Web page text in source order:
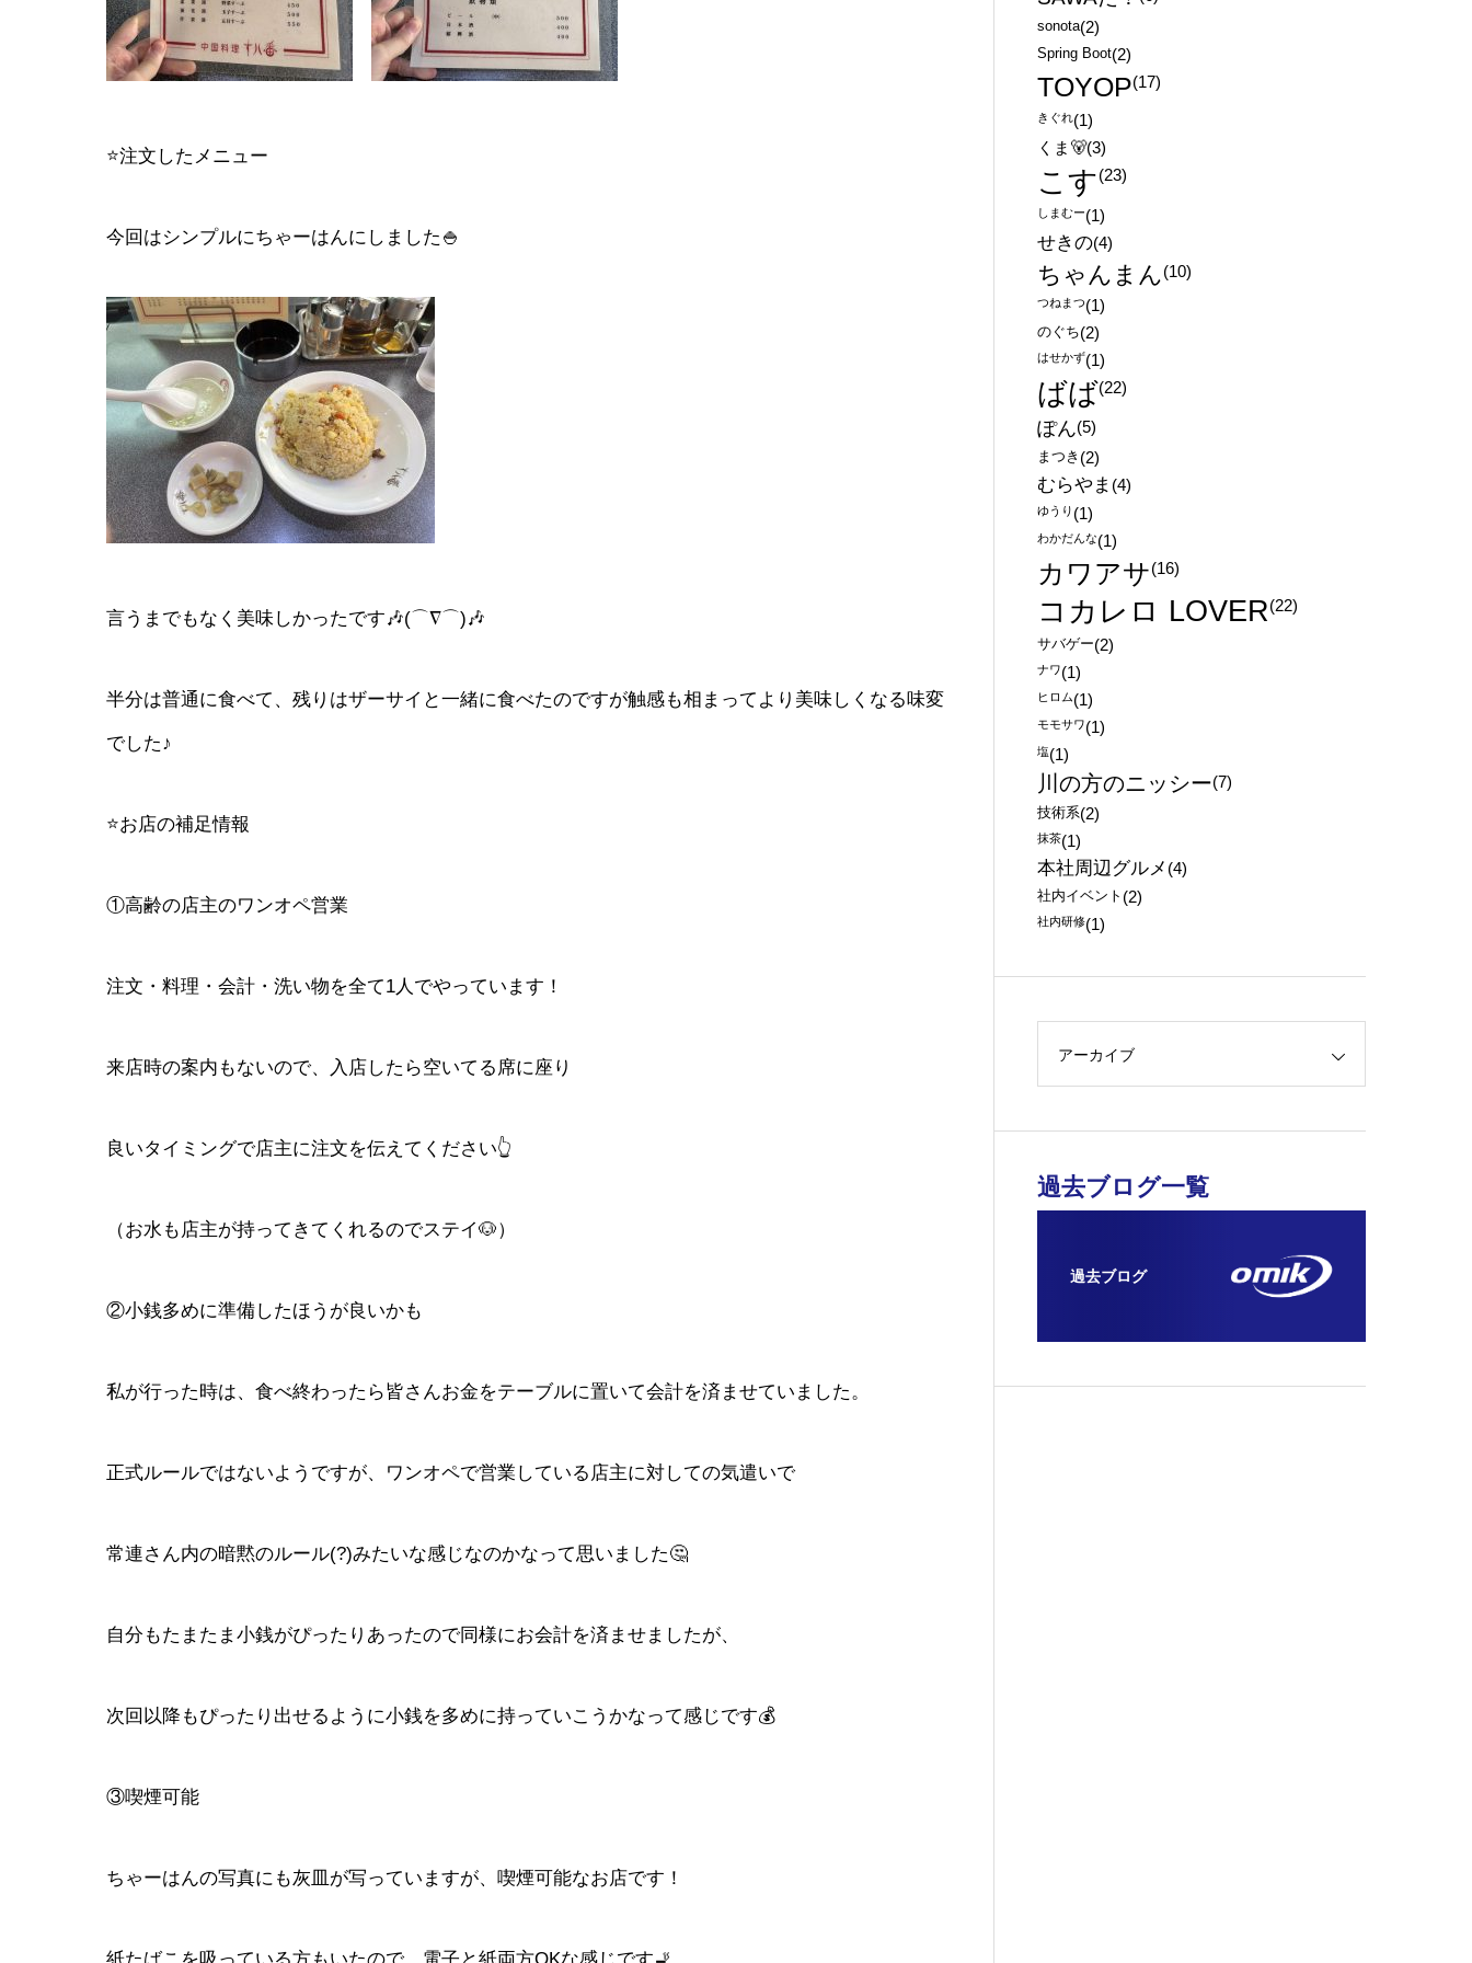
⭐注文したメニュー
今回はシンプルにちゃーはんにしました🍚
言うまでもなく美味しかったです🎶(⌒∇⌒)🎶
半分は普通に食べて、残りはザーサイと一緒に食べたのですが触感も相まってより美味しくなる味変
でした♪
⭐お店の補足情報
①高齢の店主のワンオペ営業
注文・料理・会計・洗い物を全て1人でやっています！
来店時の案内もないので、入店したら空いてる席に座り
良いタイミングで店主に注文を伝えてください👆
（お水も店主が持ってきてくれるのでステイ🐶）
②小銭多めに準備したほうが良いかも
私が行った時は、食べ終わったら皆さんお金をテーブルに置いて会計を済ませていました。
正式ルールではないようですが、ワンオペで営業している店主に対しての気遣いで
常連さん内の暗黙のルール(?)みたいな感じなのかなって思いました🤔
自分もたまたま小銭がぴったりあったので同様にお会計を済ませましたが、
次回以降もぴったり出せるように小銭を多めに持っていこうかなって感じです💰
③喫煙可能
ちゃーはんの写真にも灰皿が写っていますが、喫煙可能なお店です！
sonota(2)
Spring Boot(2)
TOYOP(17)
きぐれ(1)
くま🐻(3)
こす(23)
しまむー(1)
せきの(4)
ちゃんまん(10)
つねまつ(1)
のぐち(2)
はせかず(1)
ばば(22)
ぽん(5)
まつき (2)
むらやま (4)
ゆうり (1)
わかだんな(1)
カワアサ(16)
コカレロ LOVER(22)
サバゲー(2)
ナワ(1)
ヒロム(1)
モモサワ(1)
塩(1)
川の方のニッシー(7)
技術系(2)
抹茶(1)
本社周辺グルメ (4)
社内イベント (2)
社内研修(1)
アーカイブ
過去ブログ一覧
過去ブログ